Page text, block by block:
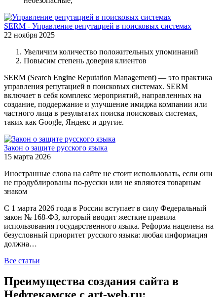
SERM - Управление репутацией в поисковых системах
22 ноября 2025
Увеличим количество положительных упоминаний
Повысим степень доверия клиентов
SERM (Search Engine Reputation Management) — это практика
управления репутацией в поисковых системах. SERM
включает в себя комплекс мероприятий, направленных на
создание, поддержание и улучшение имиджа компании или
частного лица в результатах поиска поисковых системах,
таких как Google, Яндекс и другие.
Закон о защите русского языка
15 марта 2026
Иностранные слова на сайте не стоит использовать, если они
не продублированы по-русски или не являются товарным
знаком
С 1 марта 2026 года в России вступает в силу Федеральный
закон № 168-ФЗ, который вводит жесткие правила
использования государственного языка. Реформа нацелена на
безусловный приоритет русского языка: любая информация
должна…
Все статьи
Преимущества создания сайта в